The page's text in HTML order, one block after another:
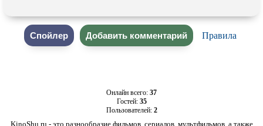
Правила
Онлайн всего: 37
Гостей: 35
Пользователей: 2
KinoShu.ru - это разнообразие фильмов, сериалов, мультфильмов, а также